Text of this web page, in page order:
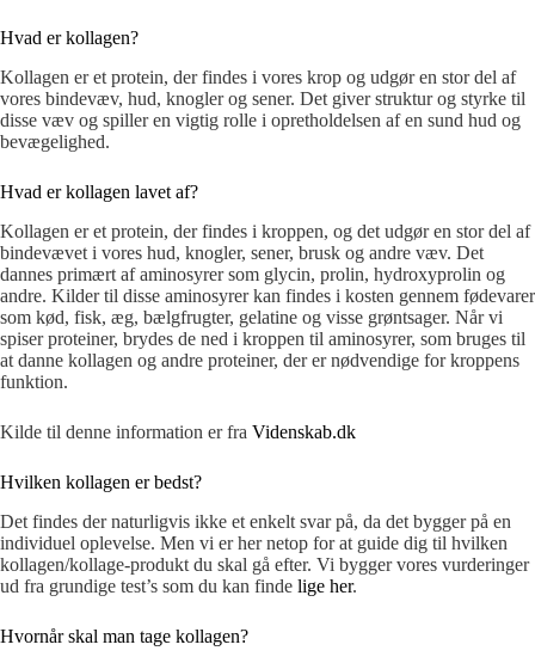
Hvad er kollagen?
Kollagen er et protein, der findes i vores krop og udgør en stor del af
vores bindevæv, hud, knogler og sener. Det giver struktur og styrke til
disse væv og spiller en vigtig rolle i opretholdelsen af en sund hud og
bevægelighed.
Hvad er kollagen lavet af?
Kollagen er et protein, der findes i kroppen, og det udgør en stor del af
bindevævet i vores hud, knogler, sener, brusk og andre væv. Det
dannes primært af aminosyrer som glycin, prolin, hydroxyprolin og
andre. Kilder til disse aminosyrer kan findes i kosten gennem fødevarer
som kød, fisk, æg, bælgfrugter, gelatine og visse grøntsager. Når vi
spiser proteiner, brydes de ned i kroppen til aminosyrer, som bruges til
at danne kollagen og andre proteiner, der er nødvendige for kroppens
funktion.
Kilde til denne information er fra Videnskab.dk
Hvilken kollagen er bedst?
Det findes der naturligvis ikke et enkelt svar på, da det bygger på en
individuel oplevelse. Men vi er her netop for at guide dig til hvilken
kollagen/kollage-produkt du skal gå efter. Vi bygger vores vurderinger
ud fra grundige test’s som du kan finde lige her.
Hvornår skal man tage kollagen?